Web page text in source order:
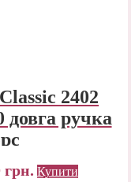
2402
ручка
грн. Купити